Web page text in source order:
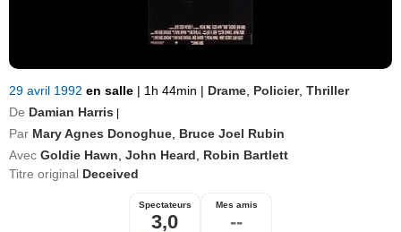
29 avril 1992 en salle | 1h 44min | Drame Policier, Thriller
De Damian Harris
Par Mary Agnes Donoghue Bruce Joel Rubin
Avec Goldie Hawn John Heard
Robin Bartlett
Titre original Deceived
Spectateurs
3,0
Mes amis
--